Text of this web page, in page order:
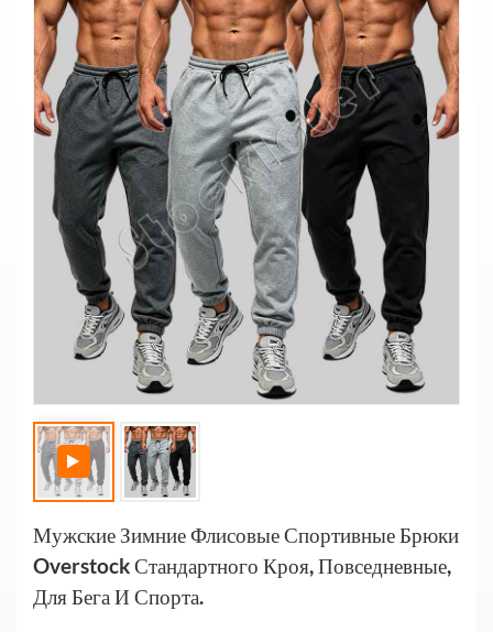
Мужские Зимние Флисовые Спортивные Брюки
Overstock Стандартного Кроя, Повседневные,
Для Бега И Спорта.